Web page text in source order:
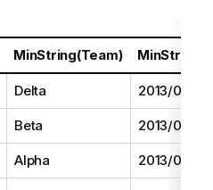
MinString(Team)
Delta 2013/08/01
Beta 2013/05/01
Alpha 2013/07/01